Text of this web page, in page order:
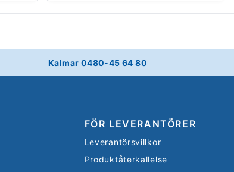
Kalmar 0480-45 64 80
FÖR LEVERANTÖRER
Leverantörsvillkor
Produktåterkallelse